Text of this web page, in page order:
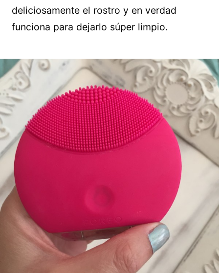
deliciosamente el rostro y en verdad
funciona para dejarlo súper limpio.